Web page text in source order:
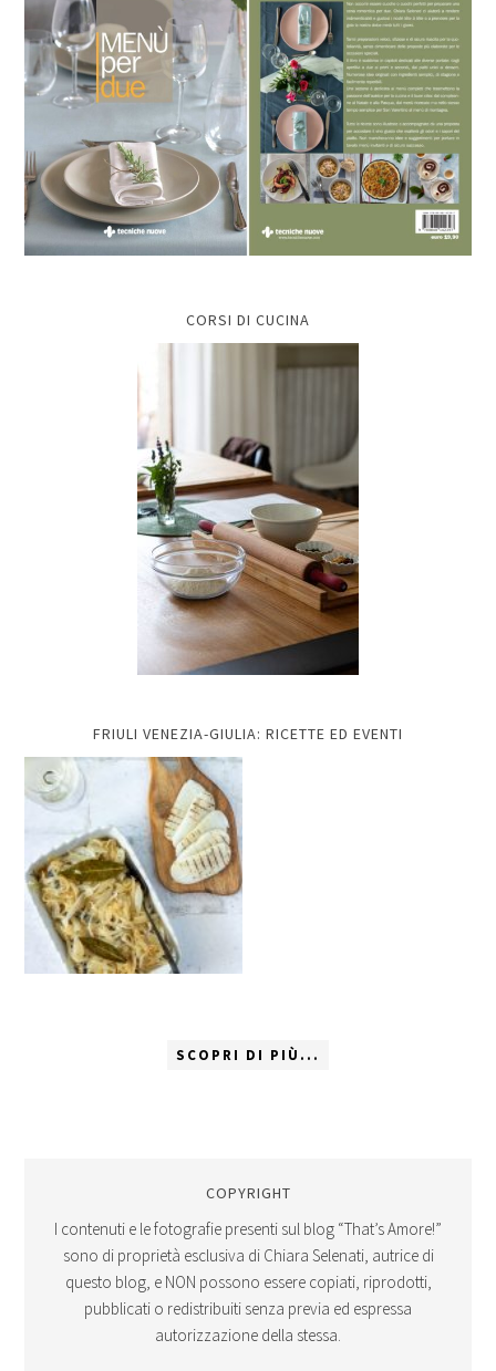
CORSI DI CUCINA
FRIULI VENEZIA-GIULIA: RICETTE ED EVENTI
SCOPRI DI PIÙ...
COPYRIGHT
I contenuti e le fotografie presenti sul blog “That’s Amore!”
sono di proprietà esclusiva di Chiara Selenati, autrice di
questo blog, e NON possono essere copiati, riprodotti,
pubblicati o redistribuiti senza previa ed espressa
autorizzazione della stessa.